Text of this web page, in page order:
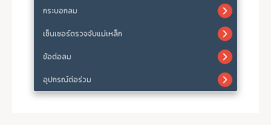
กระบอกลม
เซ็นเซอร์ตรวจจับแม่เหล็ก
ข้อต่อลม
อุปกรณ์ต่อร่วม